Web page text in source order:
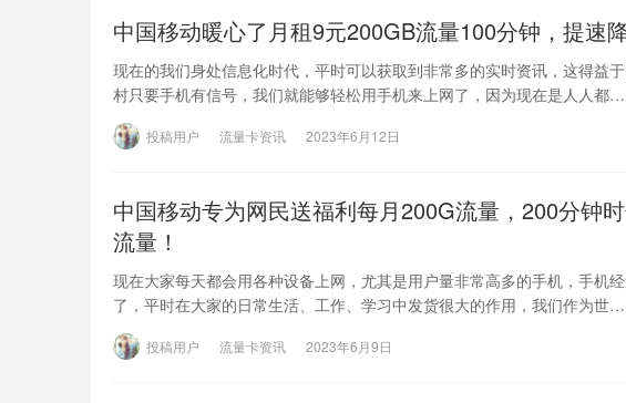
中国移动暖心了月租9元200GB流量100分钟，提速
现在的我们身处信息化时代，平时可以获取到非常多的实时资讯，这得益
村只要手机有信号，我们就能够轻松用手机来上网了，因为现在是人人都…
投稿用户 流量卡资讯 2023年6月12日
中国移动专为网民送福利每月200G流量，200分钟
流量！
现在大家每天都会用各种设备上网，尤其是用户量非常高多的手机，手机
了，平时在大家的日常生活、工作、学习中发货很大的作用，我们作为世…
投稿用户 流量卡资讯 2023年6月9日